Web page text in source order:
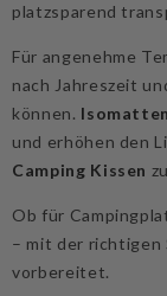
109.95
platzsparend
Für angenehme
nach Jahreszeit
können. Isomatten
und erhöhen den
Camping Kissen
Ob für
– mit der richtigen
vorbereitet.